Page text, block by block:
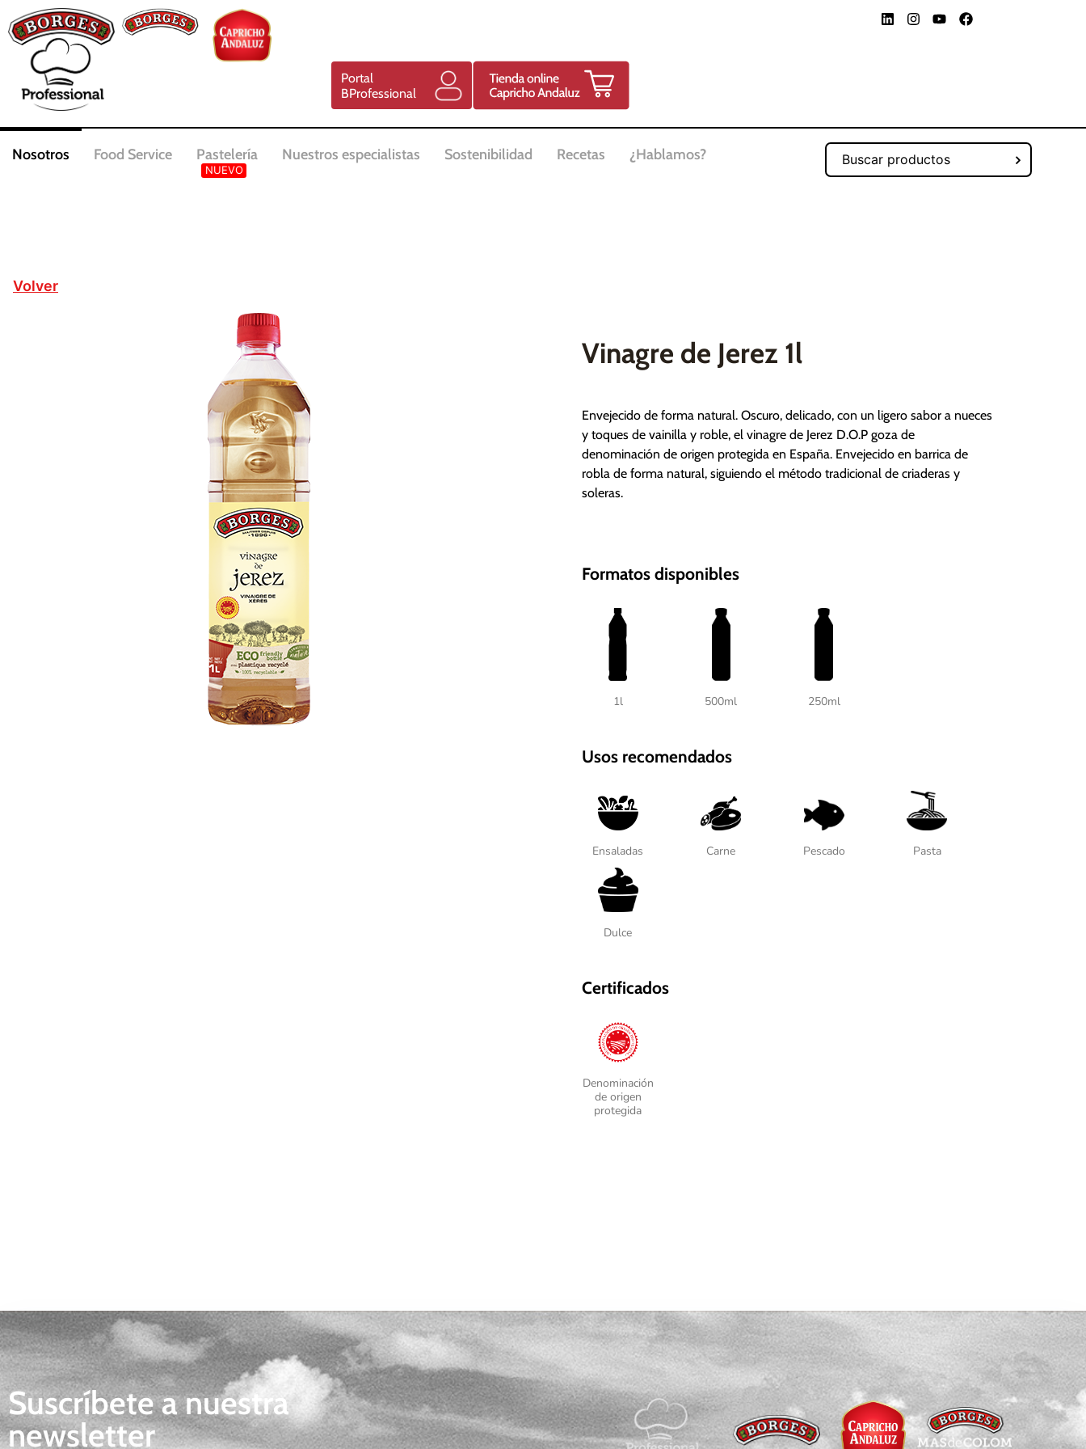
Portal
BProfessional
Nosotros Food Service Pastelería Nuestros especialistas Sostenibilidad Recetas ¿Hablamos?
Volver
Vinagre de Jerez 1l
Envejecido de forma natural. Oscuro, delicado, con un ligero sabor a nueces
y toques de vainilla y roble, el vinagre de Jerez D.O.P goza de
denominación de origen protegida en España. Envejecido en barrica de
robla de forma natural, siguiendo el método tradicional de criaderas y
soleras.
Formatos disponibles
1l 500ml 250ml
Usos recomendados
Ensaladas Carne Pescado Pasta
Dulce
Certificados
Denominación
de origen
protegida
Suscríbete a nuestra
newsletter